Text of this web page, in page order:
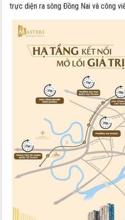
trực diện ra sông Đồng Nai và công